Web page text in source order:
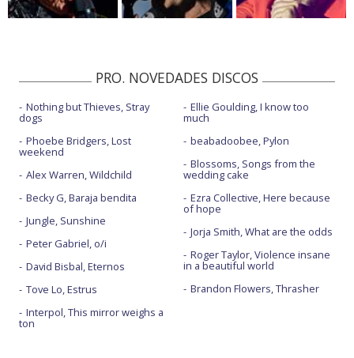
PRO. NOVEDADES DISCOS
Nothing but Thieves, Stray
dogs
Phoebe Bridgers, Lost
weekend
Alex Warren, Wildchild
Becky G, Baraja bendita
Jungle, Sunshine
Peter Gabriel, o/i
David Bisbal, Eternos
Tove Lo, Estrus
Interpol, This mirror weighs a
ton
Ellie Goulding, I know too
much
beabadoobee, Pylon
Blossoms, Songs from the
wedding cake
Ezra Collective, Here because
of hope
Jorja Smith, What are the odds
Roger Taylor, Violence insane
in a beautiful world
Brandon Flowers, Thrasher